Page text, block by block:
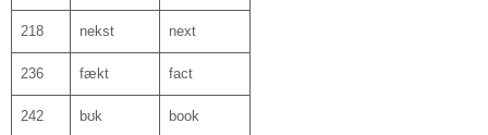
218 nekst next
236 fækt fact
242 bʊk book